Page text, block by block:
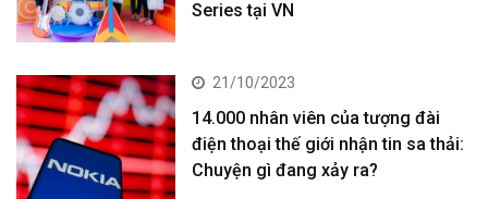
Series tại VN
21/10/2023
14.000 nhân viên của tượng đài
điện thoại thế giới nhận tin sa thải:
Chuyện gì đang xảy ra?